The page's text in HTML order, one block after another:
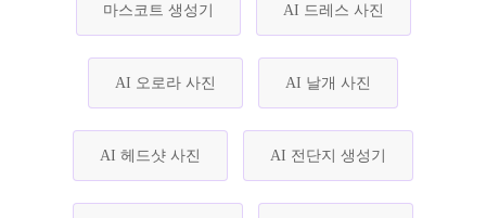
마스코트 생성기 AI 드레스 사진
AI 오로라 사진 AI 날개 사진
AI 헤드샷 사진 AI 전단지 생성기